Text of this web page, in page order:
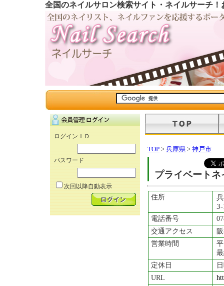
全国のネイルサロン検索サイト・ネイルサーチ
ログインＩＤ
パスワード
次回以降自動表示
TOP > 兵庫県 > 神戸市
プライベート
住所
電話番号
交通アクセス
営業時間
定休日
URL